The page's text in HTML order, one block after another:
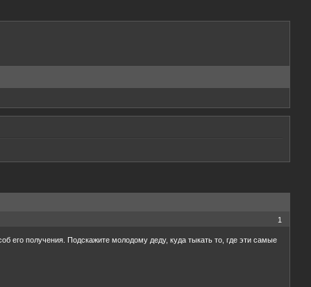
1
его получения. Подскажите молодому деду, куда тыкать то, где эти самые